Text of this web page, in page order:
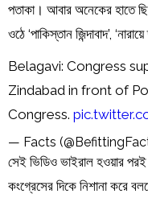
পতাকা। আবার অনেকের হাতে
ওঠে ‘পাকিস্তান জিন্দাবাদ’,
Belagavi: Congress
Zindabad in front of
Congress.
— Facts
সেই ভিডিও ভাইরাল হওয়ার
কংগ্রেসের দিকে নিশানা করে